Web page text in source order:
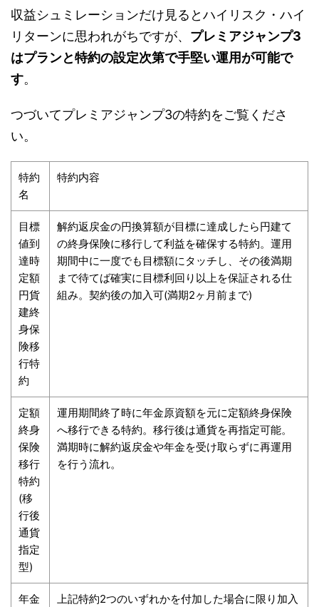
収益シュミレーションだけ見るとハイリスク・ハイ
リターンに思われがちですが、 プレミアジャンプ3
はプランと特約の設定次第で手堅い運用が可能で
す。
つづいてプレミアジャンプ3の特約をご覧くださ
い。
特約
名
特約内容
目標
値到
達時
定額
円貨
建終
身保
険移
行特
約
解約返戻金の円換算額が目標に達成したら円建て
の終身保険に移行して利益を確保する特約。運用
期間中に一度でも目標額にタッチし、その後満期
まで待てば確実に目標利回り以上を保証される仕
組み。契約後の加入可(満期2ヶ月前まで)
定額
終身
保険
移行
特約
(移
行後
通貨
指定
型)
運用期間終了時に年金原資額を元に定額終身保険
へ移行できる特約。移行後は通貨を再指定可能。
満期時に解約返戻金や年金を受け取らずに再運用
を行う流れ。
年金
上記特約2つのいずれかを付加した場合に限り加入